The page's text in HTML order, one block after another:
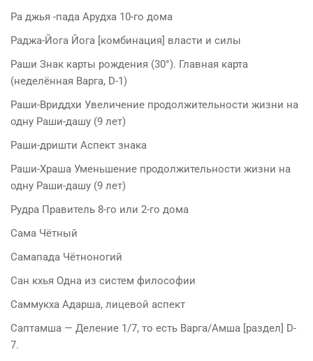
Ра джья -пада Арудха 10-го дома
Раджа-Йога Йога [комбинация] власти и силы
Раши Знак карты рождения (30°). Главная карта
(неделённая Варга, D-1)
Раши-Вриддхи Увеличение продолжительности жизни на
одну Раши-дашу (9 лет)
Раши-дришти Аспект знака
Раши-Храша Уменьшение продолжительности жизни на
одну Раши-дашу (9 лет)
Рудра Правитель 8-го или 2-го дома
Сама Чётный
Самапада Чётноногий
Сан кхья Одна из систем философии
Саммукха Адарша, лицевой аспект
Саптамша — Деление 1/7, то есть Варга/Амша [раздел] D-
7.